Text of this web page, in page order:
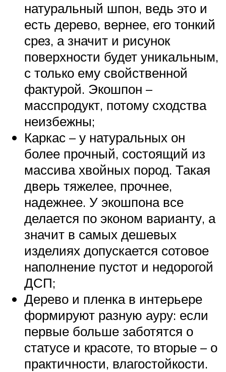
натуральный шпон, ведь это и
есть дерево, вернее, его тонкий
срез, а значит и рисунок
поверхности будет уникальным,
с только ему свойственной
фактурой. Экошпон –
масспродукт, потому сходства
неизбежны;
Каркас – у натуральных он
более прочный, состоящий из
массива хвойных пород. Такая
дверь тяжелее, прочнее,
надежнее. У экошпона все
делается по эконом варианту, а
значит в самых дешевых
изделиях допускается сотовое
наполнение пустот и недорогой
ДСП;
Дерево и пленка в интерьере
формируют разную ауру: если
первые больше заботятся о
статусе и красоте, то вторые – о
практичности, влагостойкости.